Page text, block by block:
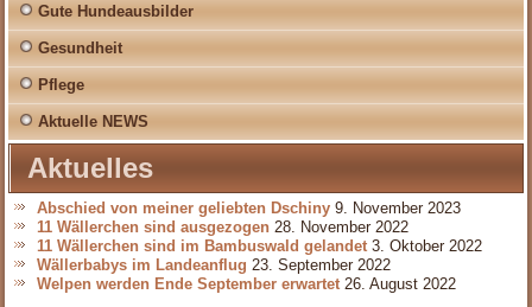
Gute Hundeausbilder
Gesundheit
Pflege
Aktuelle NEWS
Aktuelles
Abschied von meiner geliebten Dschiny 9. November 2023
11 Wällerchen sind ausgezogen 28. November 2022
11 Wällerchen sind im Bambuswald gelandet 3. Oktober 2022
Wällerbabys im Landeanflug 23. September 2022
Welpen werden Ende September erwartet 26. August 2022